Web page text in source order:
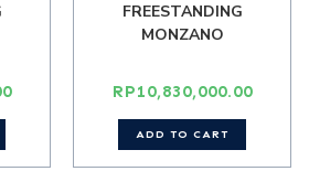
FREESTANDING
MONZANO
RP10,830,000.00
ADD TO CART